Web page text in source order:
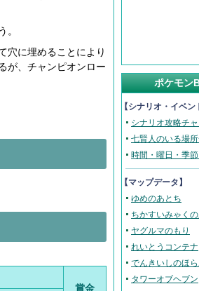
。
穴に埋めることにより
が、チャンピオンロー
賞金
ポケモン
【シナリオ・イベン
シナリオ攻略チャ
七賢人のいる場
時間・曜日・季節
【マップデータ】
ゆめのあとち
ちかすいみゃく
ヤグルマのもり
れいとうコンテナ
でんきいしのほ
タワーオブヘブン